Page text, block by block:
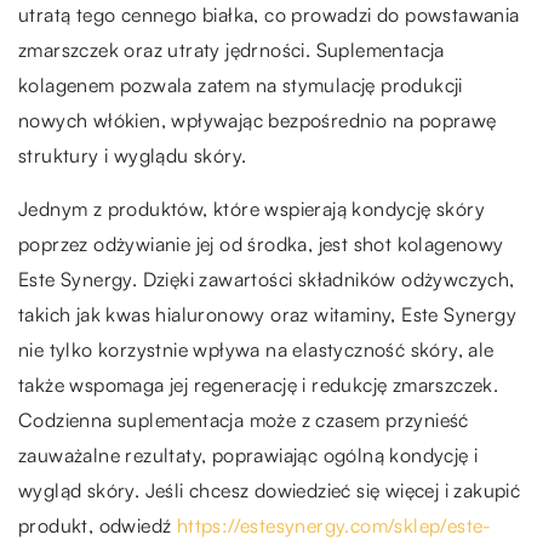
utratą tego cennego białka, co prowadzi do powstawania
zmarszczek oraz utraty jędrności. Suplementacja
kolagenem pozwala zatem na stymulację produkcji
nowych włókien, wpływając bezpośrednio na poprawę
struktury i wyglądu skóry.
Jednym z produktów, które wspierają kondycję skóry
poprzez odżywianie jej od środka, jest shot kolagenowy
Este Synergy. Dzięki zawartości składników odżywczych,
takich jak kwas hialuronowy oraz witaminy, Este Synergy
nie tylko korzystnie wpływa na elastyczność skóry, ale
także wspomaga jej regenerację i redukcję zmarszczek.
Codzienna suplementacja może z czasem przynieść
zauważalne rezultaty, poprawiając ogólną kondycję i
wygląd skóry. Jeśli chcesz dowiedzieć się więcej i zakupić
produkt, odwiedź https://estesynergy.com/sklep/este-